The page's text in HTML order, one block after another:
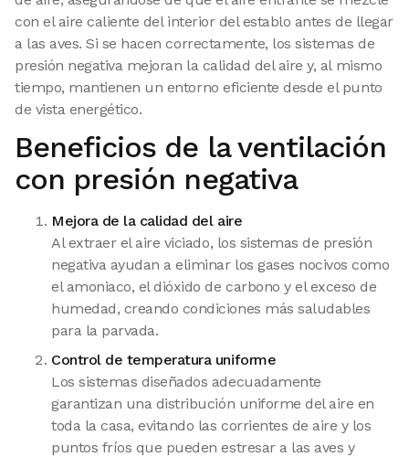
con el aire caliente del interior del establo antes de llegar
a las aves. Si se hacen correctamente, los sistemas de
presión negativa mejoran la calidad del aire y, al mismo
tiempo, mantienen un entorno eficiente desde el punto
de vista energético.
Beneficios de la ventilación
con presión negativa
Mejora de la calidad del aire
Al extraer el aire viciado, los sistemas de presión
negativa ayudan a eliminar los gases nocivos como
el amoniaco, el dióxido de carbono y el exceso de
humedad, creando condiciones más saludables
para la parvada.
Control de temperatura uniforme
Los sistemas diseñados adecuadamente
garantizan una distribución uniforme del aire en
toda la casa, evitando las corrientes de aire y los
puntos fríos que pueden estresar a las aves y